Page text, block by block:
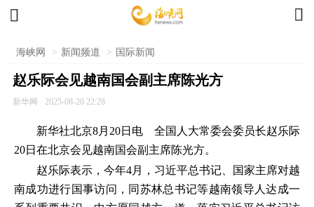
 
海峡网 > 新闻频道 > 国际新闻
赵乐际会见越南国会副主席陈光方
新华网 2025-08-20 22:28
新华社北京8月20日电 全国人大常委会委员长赵乐际
20日在北京会见越南国会副主席陈光方。
赵乐际表示，今年4月，习近平总书记、国家主席对越
南成功进行国事访问，同苏林总书记等越南领导人达成一